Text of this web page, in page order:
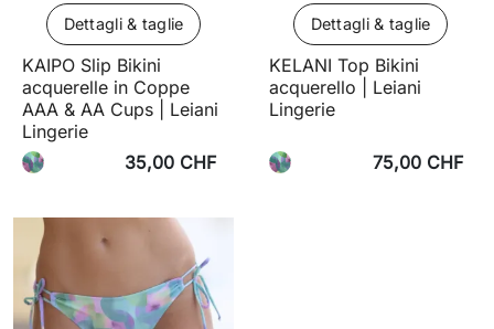
Dettagli & taglie
KAIPO Slip Bikini
acquerelle in Coppe
AAA & AA Cups | Leiani
Lingerie
35,00 CHF
Dettagli & taglie
KELANI Top Bikini
acquerello | Leiani
Lingerie
75,00 CHF